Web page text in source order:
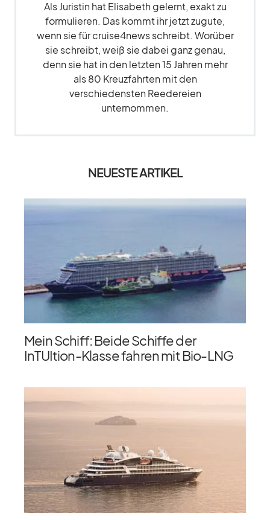
Als Juristin hat Elisabeth gelernt, exakt zu
formulieren. Das kommt ihr jetzt zugute,
wenn sie für cruise4news schreibt. Worüber
sie schreibt, weiß sie dabei ganz genau,
denn sie hat in den letzten 15 Jahren mehr
als 80 Kreuzfahrten mit den
verschiedensten Reedereien
unternommen.
NEUESTE ARTIKEL
Mein Schiff: Beide Schiffe der
InTUItion-Klasse fahren mit Bio-LNG